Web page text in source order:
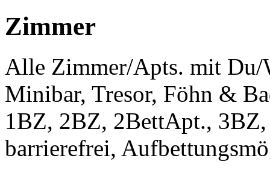
Zimmer
Alle Zimmer/Apts. mit Du/
Minibar, Tresor, Föhn &
1BZ, 2BZ, 2BettApt.,
barrierefrei,